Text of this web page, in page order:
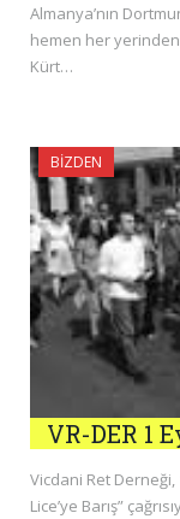
Almanya’nın
hemen her yerinden
Kürt…
BIZDEN
VR-DER 1
Vicdani Ret Derneği,
Lice’ye Barış”